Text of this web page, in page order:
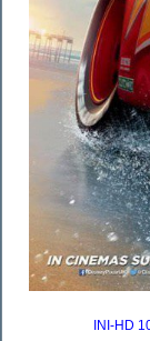
INI-HD